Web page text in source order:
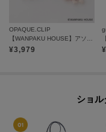
OPAQUE.CLIP
¥3,979 ¥
ショ